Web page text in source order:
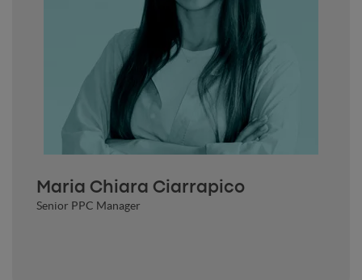
Maria Chiara Ciarrapico
Senior PPC Manager